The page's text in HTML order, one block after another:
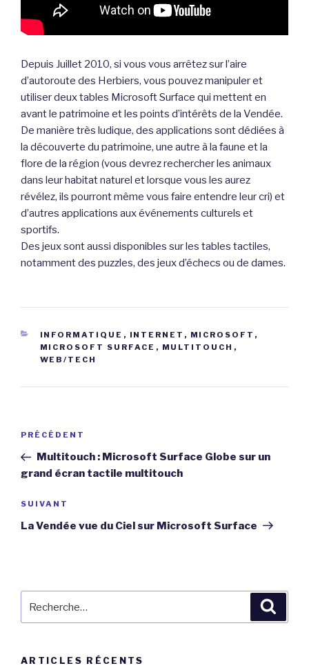
Depuis Juillet 2010, si vous vous arrêtez sur l’aire
d’autoroute des Herbiers, vous pouvez manipuler et
utiliser deux tables Microsoft Surface qui mettent en
avant le patrimoine et les points d’intérêts de la Vendée.
De manière très ludique, des applications sont dédiées à
la découverte du patrimoine, une autre à la faune et la
flore de la région (vous devrez rechercher les animaux
dans leur habitat naturel et lorsque vous les aurez
révélez, ils pourront même vous faire entendre leur cri) et
d’autres applications aux événements culturels et
sportifs.
Des jeux sont aussi disponibles sur les tables tactiles,
notamment des puzzles, des jeux d’échecs ou de dames.
CATÉGORIES
INFORMATIQUE , INTERNET , MICROSOFT ,
MICROSOFT SURFACE , MULTITOUCH ,
WEB/TECH
Navigation
l’article
Article
précédent
PRÉCÉDENT
Multitouch : Microsoft Surface Globe sur un
grand écran tactile multitouch
Article
suivant
SUIVANT
La Vendée vue du Ciel sur Microsoft Surface
pour
ARTICLES RÉCENTS